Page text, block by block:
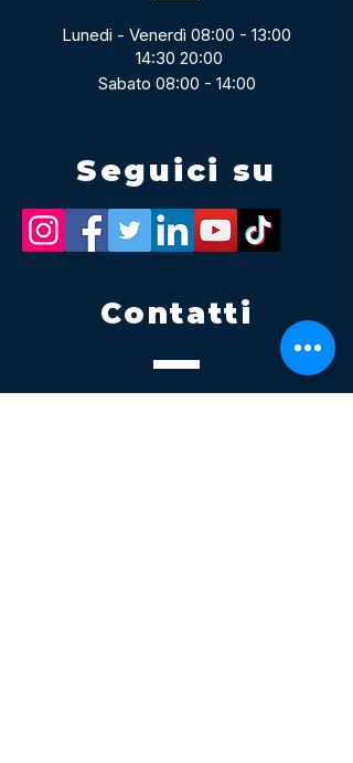
Lunedi - Venerdì 08:00 - 13:00
14:30 20:00
Sabato 08:00 - 14:00
Seguici su
Contatti